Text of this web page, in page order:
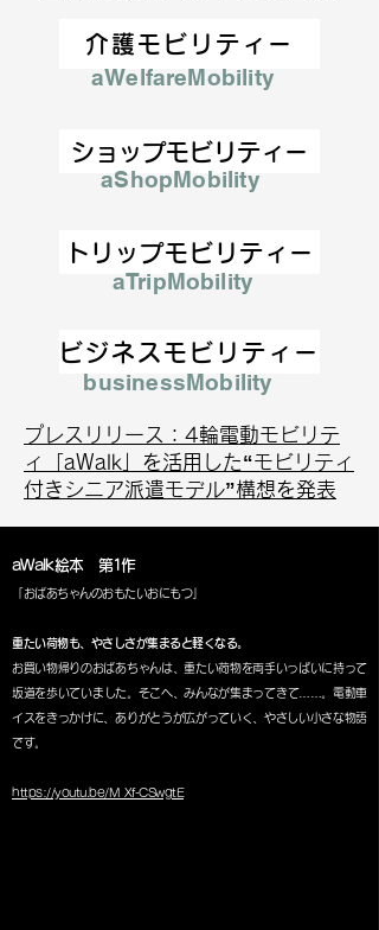
aWelfareMobility
介護モビリティー
ショップモビリティー
aShopMobility
トリップモビリティー
aTripMobility
ビジネスモビリティー
businessMobility
プレスリリース：4輪電動モビリテ
ィ「aWalk」を活用した“モビリティ
付きシニア派遣モデル”構想を発表
aWalk絵本 第1作
「おばあちゃんのおもたいおにもつ」
重たい荷物も、やさしさが集まると軽くなる。
お買い物帰りのおばあちゃんは、重たい荷物を両手いっぱいに持って
坂道を歩いていました。そこへ、みんなが集まってきて……。電動車
イスをきっかけに、ありがとうが広がっていく、やさしい小さな物語
です。
https://youtu.be/M_Xf-CSwgtE